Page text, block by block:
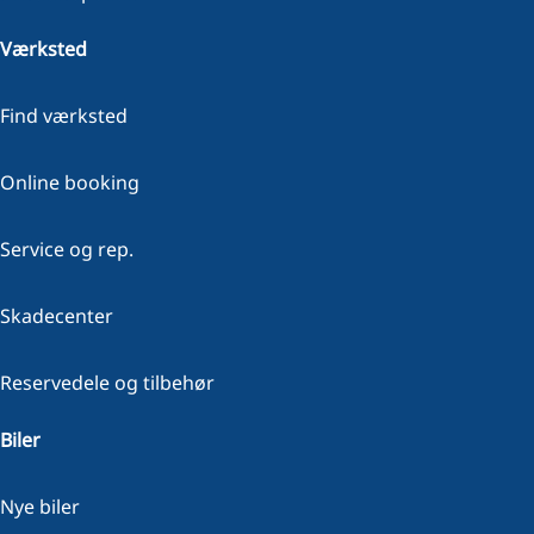
Værksted
Find værksted
Online booking
Service og rep.
Skadecenter
Reservedele og tilbehør
Biler
Nye biler